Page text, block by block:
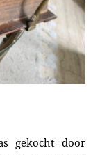
gekocht door